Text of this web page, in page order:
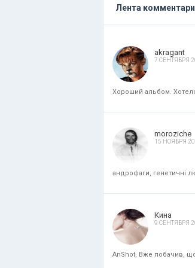
Лента
akragant
7 СЕНТЯБРЯ
Хороший альбом.
moroziche
15 НОЯБРЯ
андрофаги, генетичні
Кина
9 СЕНТЯБРЯ
AnShot, Вже побачив,